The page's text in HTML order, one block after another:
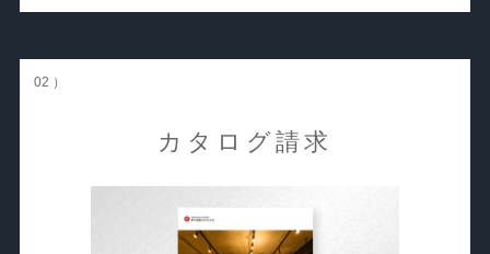
02 ）
カタログ請求